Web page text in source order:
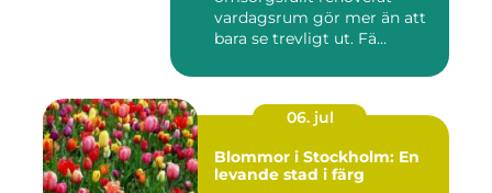
vardagsrum gör mer än att
bara se trevligt ut. Fä...
06. jul
Blommor i Stockholm: En
levande stad i färg